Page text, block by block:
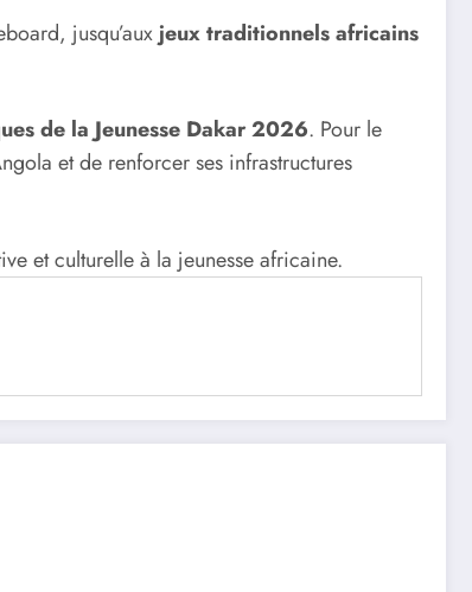
jusqu’aux jeux traditionnels africains
de la Jeunesse Dakar 2026. Pour le
et de renforcer ses infrastructures
et culturelle à la jeunesse africaine.